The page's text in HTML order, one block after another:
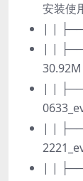
安装使
| |
| |
30.92M
| |
| |
| |